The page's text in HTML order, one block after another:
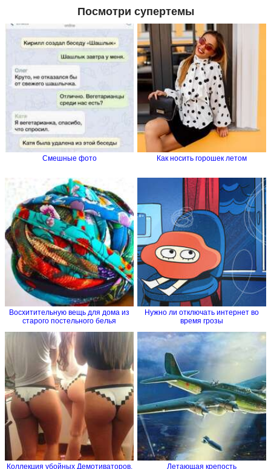
Посмотри супертемы
Смешные фото Как носить горошек летом
Восхитительную вещь для дома из
старого постельного белья
Нужно ли отключать интернет во
время грозы
Коллекция убойных Демотиваторов.
Летающая крепость